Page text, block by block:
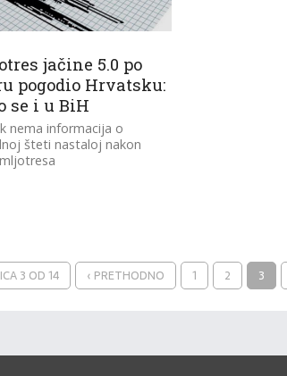
jačine 5.0 po
pogodio Hrvatsku:
se i u BiH
nema informacija o
šteti nastaloj nakon
3 OD 14 ‹ PRETHODNO 1 2 3